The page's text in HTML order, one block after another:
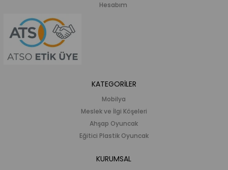
Hesabım
KATEGORİLER
Mobilya
Meslek ve İlgi Köşeleri
Ahşap Oyuncak
Eğitici Plastik Oyuncak
KURUMSAL